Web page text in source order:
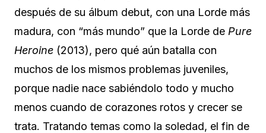
después de su álbum debut, con una Lorde más
madura, con “más mundo” que la Lorde de Pure
Heroine (2013), pero qué aún batalla con
muchos de los mismos problemas juveniles,
porque nadie nace sabiéndolo todo y mucho
menos cuando de corazones rotos y crecer se
trata. Tratando temas como la soledad, el fin de